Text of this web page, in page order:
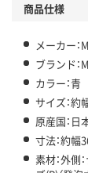
商品仕様
メーカー：
ブランド：
カラー：青
サイズ：
原産国：日
寸法：約
素材：外側